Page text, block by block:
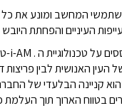
המחשב ומונע את כל
היובש בעין בנוסף עליה בת 28%
על טכנולוגיית ה-i-AM .
האנושית לבין
הבלעדי של
בטווח הארוך תוך